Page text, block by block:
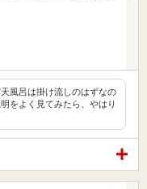
風呂は掛け流しのはずなの
をよく見てみたら、やはり